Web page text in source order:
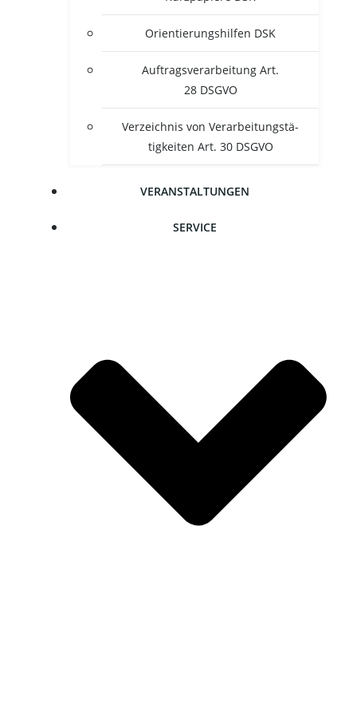
Ori­en­tie­rungs­hil­fen DSK
Auf­trags­ver­ar­bei­tung Art.
28 DSGVO
Ver­zeich­nis von Ver­ar­bei­tungs­tä­
tig­kei­ten Art. 30 DSGVO
VER­AN­STAL­TUN­GEN
SER­VICE